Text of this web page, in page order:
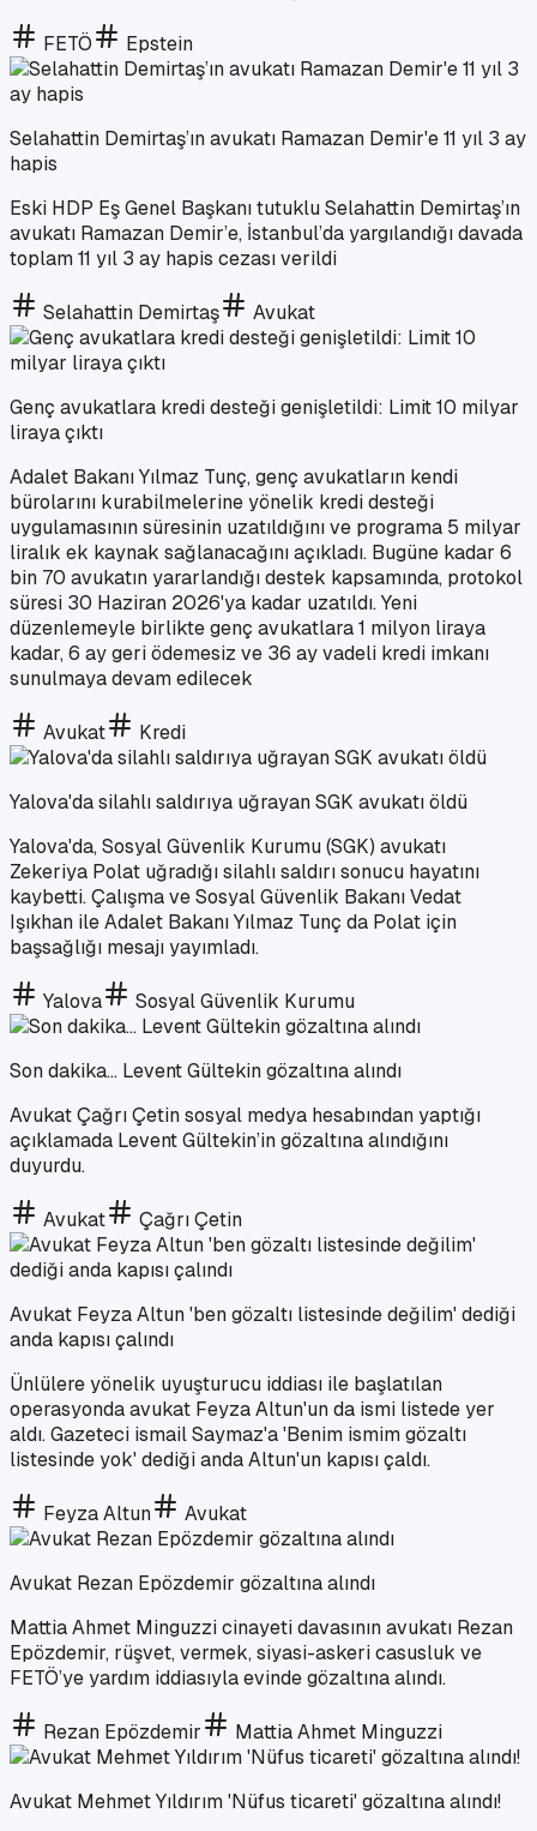
FETÖ Epstein
Selahattin Demirtaş’ın avukatı Ramazan Demir'e 11 yıl 3 ay
hapis
Eski HDP Eş Genel Başkanı tutuklu Selahattin Demirtaş’ın
avukatı Ramazan Demir’e, İstanbul’da yargılandığı davada
toplam 11 yıl 3 ay hapis cezası verildi
Selahattin Demirtaş Avukat
Genç avukatlara kredi desteği genişletildi: Limit 10 milyar
liraya çıktı
Adalet Bakanı Yılmaz Tunç, genç avukatların kendi
bürolarını kurabilmelerine yönelik kredi desteği
uygulamasının süresinin uzatıldığını ve programa 5 milyar
liralık ek kaynak sağlanacağını açıkladı. Bugüne kadar 6
bin 70 avukatın yararlandığı destek kapsamında, protokol
süresi 30 Haziran 2026'ya kadar uzatıldı. Yeni
düzenlemeyle birlikte genç avukatlara 1 milyon liraya
kadar, 6 ay geri ödemesiz ve 36 ay vadeli kredi imkanı
sunulmaya devam edilecek
Avukat Kredi
Yalova'da silahlı saldırıya uğrayan SGK avukatı öldü
Yalova'da, Sosyal Güvenlik Kurumu (SGK) avukatı
Zekeriya Polat uğradığı silahlı saldırı sonucu hayatını
kaybetti. Çalışma ve Sosyal Güvenlik Bakanı Vedat
Işıkhan ile Adalet Bakanı Yılmaz Tunç da Polat için
başsağlığı mesajı yayımladı.
Yalova Sosyal Güvenlik Kurumu
Son dakika... Levent Gültekin gözaltına alındı
Avukat Çağrı Çetin sosyal medya hesabından yaptığı
açıklamada Levent Gültekin’in gözaltına alındığını
duyurdu.
Avukat Çağrı Çetin
Avukat Feyza Altun 'ben gözaltı listesinde değilim' dediği
anda kapısı çalındı
Ünlülere yönelik uyuşturucu iddiası ile başlatılan
operasyonda avukat Feyza Altun'un da ismi listede yer
aldı. Gazeteci ismail Saymaz'a 'Benim ismim gözaltı
listesinde yok' dediği anda Altun'un kapısı çaldı.
Feyza Altun Avukat
Avukat Rezan Epözdemir gözaltına alındı
Mattia Ahmet Minguzzi cinayeti davasının avukatı Rezan
Epözdemir, rüşvet, vermek, siyasi-askeri casusluk ve
FETÖ’ye yardım iddiasıyla evinde gözaltına alındı.
Rezan Epözdemir Mattia Ahmet Minguzzi
Avukat Mehmet Yıldırım 'Nüfus ticareti' gözaltına alındı!